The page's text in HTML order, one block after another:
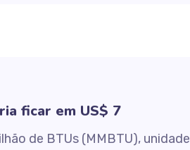
ficar em US$ 7
de BTUs (MMBTU), unidade